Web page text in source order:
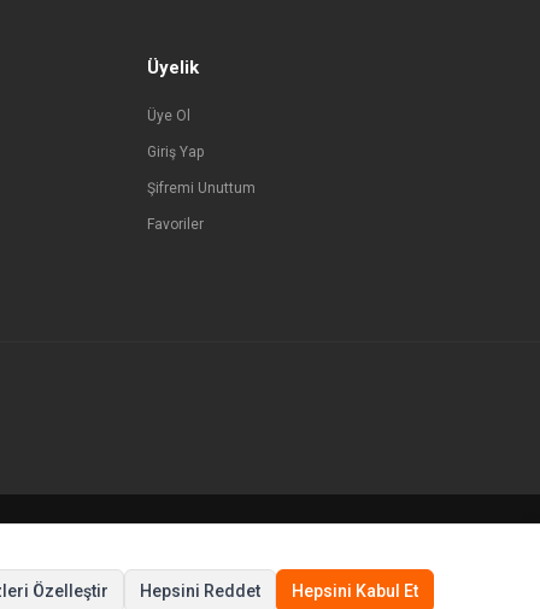
Üyelik
Üye Ol
Giriş Yap
Şifremi Unuttum
Favoriler
Özelleştir Hepsini Reddet Hepsini Kabul Et